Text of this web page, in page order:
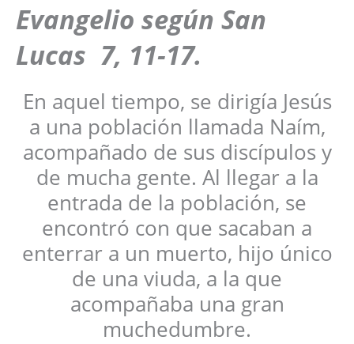
Evangelio según San
Lucas 7, 11-17.
En aquel tiempo, se dirigía Jesús
a una población llamada Naím,
acompañado de sus discípulos y
de mucha gente. Al llegar a la
entrada de la población, se
encontró con que sacaban a
enterrar a un muerto, hijo único
de una viuda, a la que
acompañaba una gran
muchedumbre.